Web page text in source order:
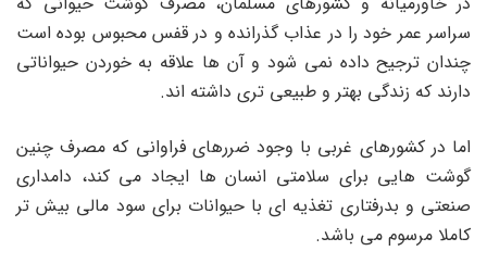
سراسر عمر خود را در عذاب گذرانده و در قفس محبوس بوده است
چندان ترجیح داده نمی شود و آن ها علاقه به خوردن حیواناتی
دارند که زندگی بهتر و طبیعی تری داشته اند.
اما در کشورهای غربی با وجود ضررهای فراوانی که مصرف چنین
گوشت هایی برای سلامتی انسان ها ایجاد می کند، دامداری
صنعتی و بدرفتاری تغذیه ای با حیوانات برای سود مالی بیش تر
کاملا مرسوم می باشد.